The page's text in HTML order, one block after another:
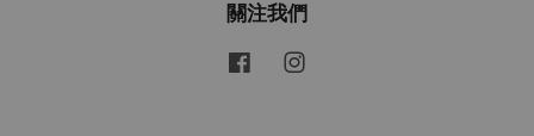
關注我們
Facebook